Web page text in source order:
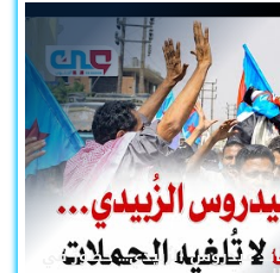
عيدروس الزُبيدي... حضورٌ في